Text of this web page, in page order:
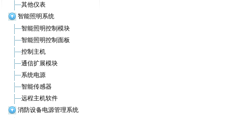
其他仪表
智能照明系统
智能照明控制模块
智能照明控制面板
控制主机
通信扩展模块
系统电源
智能传感器
远程主机软件
消防设备电源管理系统